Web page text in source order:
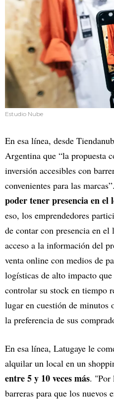
Estudio Nube
En esa línea, desde
Argentina que “la propuesta
inversión accesibles con
convenientes para las
poder tener presencia en el
eso, los emprendedores
de contar con presencia en
acceso a la información del
venta online con medios de
logísticas de alto impacto
controlar su stock en tiempo
lugar en cuestión de minutos
la preferencia de sus
En esa línea, Latugaye le
alquilar un local en un
entre 5 y 10 veces más. "Por
barreras para que los nuevos